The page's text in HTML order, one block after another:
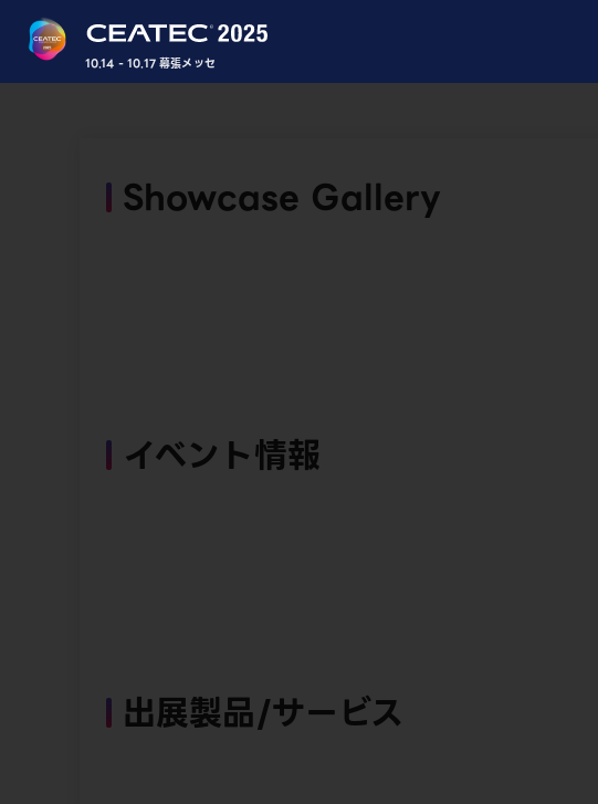
10.14 - 10.17 幕張メッセ
Showcase Gallery
イベント情報
出展製品/サービス